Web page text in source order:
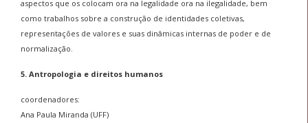
aspectos que os colocam ora na legalidade ora na ilegalidade, bem
como trabalhos sobre a construção de identidades coletivas,
representações de valores e suas dinâmicas internas de poder e de
normalização.
5. Antropologia e direitos humanos
coordenadores:
Ana Paula Miranda (UFF)